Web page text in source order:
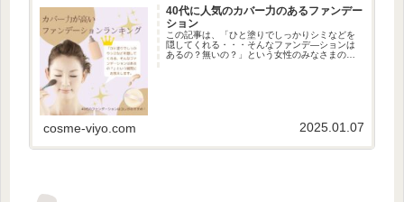
40代に人気のカバー力のあるファンデー
ション
この記事は、「ひと塗りでしっかりシミなどを
隠してくれる・・・そんなファンデ―ションは
あるの？無いの？」という女性のみなさまの疑
cosme-viyo.com 2025.01.07